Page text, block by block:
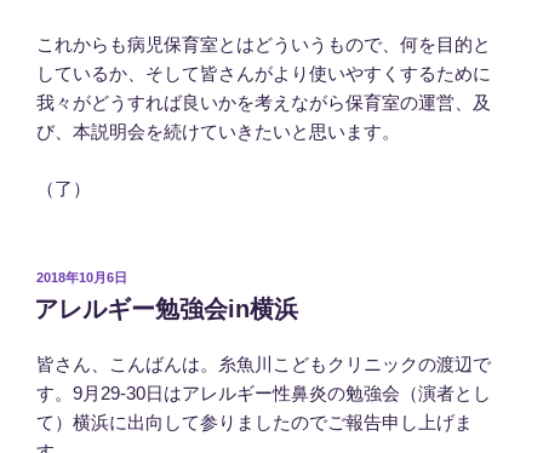
これからも病児保育室とはどういうもので、何を目的と
しているか、そして皆さんがより使いやすくするために
我々がどうすれば良いかを考えながら保育室の運営、及
び、本説明会を続けていきたいと思います。
（了）
投
稿
日:
2018年10月6日
アレルギー勉強会in横浜
皆さん、こんばんは。糸魚川こどもクリニックの渡辺で
す。9月29-30日はアレルギー性鼻炎の勉強会（演者とし
て）横浜に出向して参りましたのでご報告申し上げま